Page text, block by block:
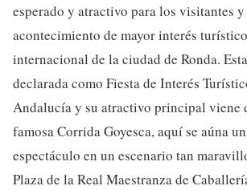
esperado y atractivo para los visitantes
acontecimiento de mayor interés
internacional de la ciudad de Ronda.
declarada como Fiesta de Interés
Andalucía y su atractivo principal viene
famosa Corrida Goyesca, aquí se aúna
espectáculo en un escenario tan
Plaza de la Real Maestranza de